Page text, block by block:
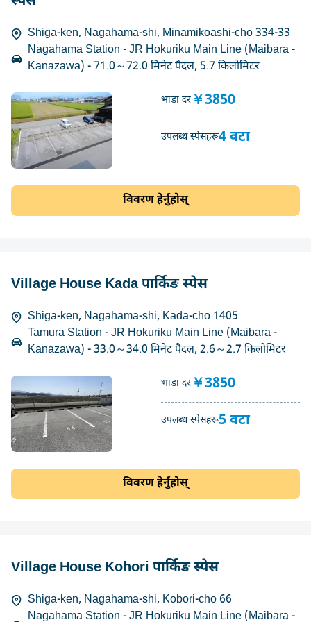
Shiga-ken, Nagahama-shi, Minamikoashi-cho 334-33
Nagahama Station - JR Hokuriku Main Line (Maibara -
Kanazawa) - 71.0～72.0 मिनेट पैदल, 5.7 किलोमिटर
भाडा दर ￥3850
उपलब्ध स्पेसहरू4 वटा
विवरण हेर्नुहोस्
Village House Kada पार्किङ स्पेस
Shiga-ken, Nagahama-shi, Kada-cho 1405
Tamura Station - JR Hokuriku Main Line (Maibara -
Kanazawa) - 33.0～34.0 मिनेट पैदल, 2.6～2.7 किलोमिटर
भाडा दर ￥3850
उपलब्ध स्पेसहरू5 वटा
विवरण हेर्नुहोस्
Village House Kohori पार्किङ स्पेस
Shiga-ken, Nagahama-shi, Kobori-cho 66
Nagahama Station - JR Hokuriku Main Line (Maibara -